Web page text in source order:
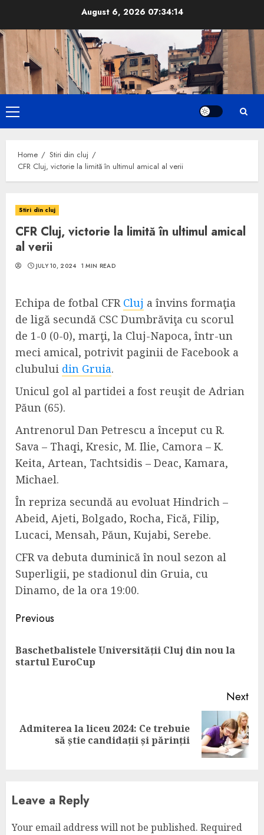
content
August 6, 2026 07:34:15
Primary
Menu
Home
Stiri din cluj
CFR Cluj, victorie la limită în ultimul amical al verii
Stiri din cluj
CFR Cluj, victorie la limită în ultimul amical
al verii
JULY 10, 2024 1 MIN READ
Echipa de fotbal CFR Cluj a învins formaţia
de ligă secundă CSC Dumbrăviţa cu scorul
de 1-0 (0-0), marţi, la Cluj-Napoca, într-un
meci amical, potrivit paginii de Facebook a
clubului din Gruia.
Unicul gol al partidei a fost reuşit de Adrian
Păun (65).
Antrenorul Dan Petrescu a început cu R.
Sava – Thaqi, Kresic, M. Ilie, Camora – K.
Keita, Artean, Tachtsidis – Deac, Kamara,
Michael.
În repriza secundă au evoluat Hindrich –
Abeid, Ajeti, Bolgado, Rocha, Fică, Filip,
Lucaci, Mensah, Păun, Kujabi, Serebe.
CFR va debuta duminică în noul sezon al
Superligii, pe stadionul din Gruia, cu
Dinamo, de la ora 19:00.
Continue
Reading
Previous
Baschetbalistele Universității Cluj din nou la
startul EuroCup
Next
Next
Admiterea la liceu 2024: Ce trebuie
să știe candidații și părinții
Leave a Reply
Your email address will not be published. Required